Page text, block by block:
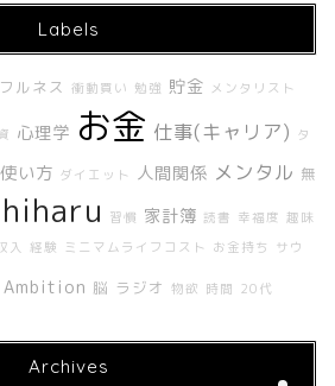
Labels
ルネス 衝動買い 勉強 貯金 メンタリスト
心理学 お金 仕事(キャリア) タ
使い方 ダイエット 人間関係 メンタル 無
習慣 家計簿 読書 幸福度 趣味
入 経験 ミニマムライフコスト お金持ち サウ
Ambition 脳 ラジオ 物欲 時間 20代
Archives
ホーム
About Me
Contact